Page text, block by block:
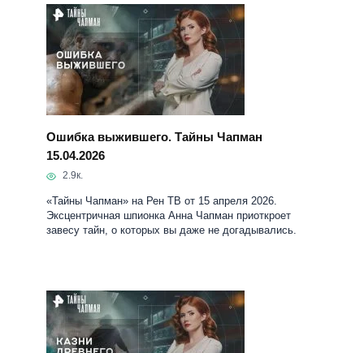
Ошибка выжившего. Тайны Чапман
15.04.2026
2.9к.
«Тайны Чапман» на Рен ТВ от 15 апреля 2026.
Эксцентричная шпионка Анна Чапман приоткроет
Казни древнего Египта. Тайны Чапман
02.04.2026